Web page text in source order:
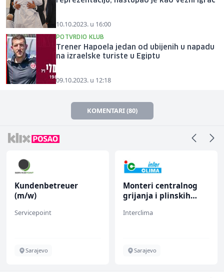
10.10.2023. u 16:00
POTVRDIO KLUB
Trener Hapoela jedan od ubijenih u napadu
na izraelske turiste u Egiptu
09.10.2023. u 12:18
KOMENTARI (80)
Kundenbetreuer
(m/w)
Servicepoint
Sarajevo
Monteri centralnog
grijanja i plinskih
Interclima
Sarajevo